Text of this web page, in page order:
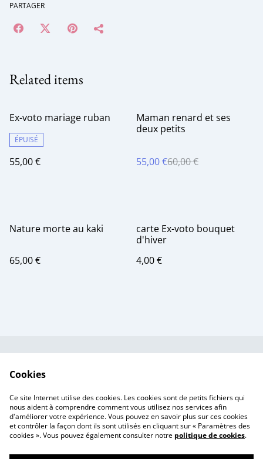
PARTAGER
Related items
Ex-voto mariage ruban
ÉPUISÉ
55,00 €
%
Maman renard et ses
deux petits
55,00 €60,00 €
Nature morte au kaki
65,00 €
carte Ex-voto bouquet
d'hiver
4,00 €
confidentialité
Tarif des frais de port
Cookies
Ce site Internet utilise des cookies. Les cookies sont de petits fichiers qui
nous aident à comprendre comment vous utilisez nos services afin
d'améliorer votre expérience. Vous pouvez en savoir plus sur ces cookies
et contrôler la façon dont ils sont utilisés en cliquant sur « Paramètres des
cookies ». Vous pouvez également consulter notre politique de cookies.